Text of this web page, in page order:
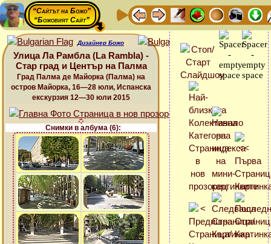
“Сайтът на Божо”
“Божовият Сайт”
Дизайнер Божо
Улица Ла Рамбла (La Rambla) -
Стар град и Център на Палма
Град Палма де Майорка (Палма) на
остров Майорка, 16—28 юли, Испанска
екскурзия 12—30 юли 2015
Снимки в албума (6):